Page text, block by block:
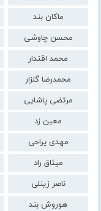
ماکان بند
محسن چاوشی
محمد اقتدار
محمدرضا گلزار
مرتضی پاشایی
معین زد
مهدی یراحی
میثاق راد
ناصر زینلی
هوروش بند